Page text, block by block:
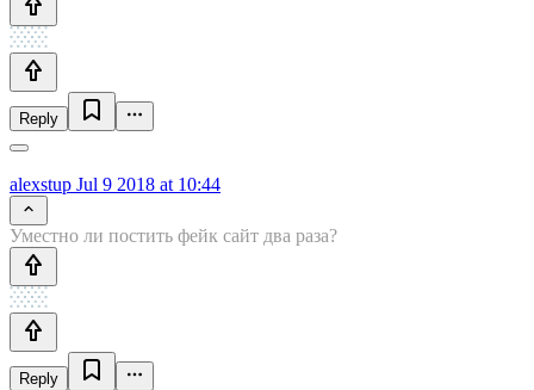
Reply
alexstup Jul 9 2018 at 10:44
Уместно ли постить фейк сайт два раза?
Reply